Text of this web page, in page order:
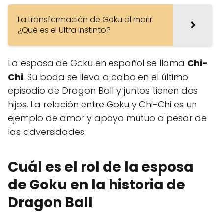
La transformación de Goku al morir:
¿Qué es el Ultra Instinto?
La esposa de Goku en español se llama Chi-
Chi. Su boda se lleva a cabo en el último
episodio de Dragon Ball y juntos tienen dos
hijos. La relación entre Goku y Chi-Chi es un
ejemplo de amor y apoyo mutuo a pesar de
las adversidades.
Cuál es el rol de la esposa
de Goku en la historia de
Dragon Ball